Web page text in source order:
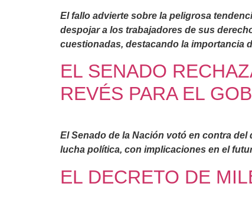
El fallo advierte sobre la peligrosa
despojar a los trabajadores de sus
cuestionadas, destacando la importancia
EL SENADO
REVÉS PARA EL
El Senado de la Nación votó en contra
lucha política, con implicaciones en el
EL DECRETO DE